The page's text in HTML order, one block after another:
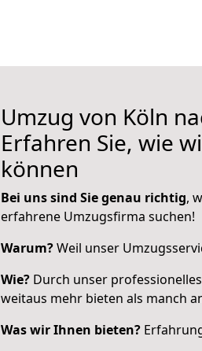
Umzug von Köln
Erfahren Sie, wie
können
Bei uns sind Sie genau richtig,
erfahrene Umzugsfirma suchen!
Warum?Weil unser
Wie? Durch unser
weitaus mehr bieten als manch
Was wir Ihnen bieten?